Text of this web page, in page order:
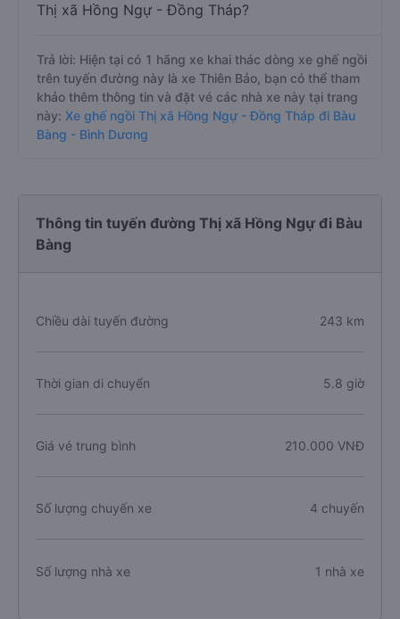
Thị xã Hồng Ngự - Đồng Tháp?
Trả lời: Hiện tại có 1 hãng xe khai thác dòng xe ghế ngồi
trên tuyến đường này là xe Thiên Bảo, bạn có thể tham
khảo thêm thông tin và đặt vé các nhà xe này tại trang
này: Xe ghế ngồi Thị xã Hồng Ngự - Đồng Tháp đi Bàu
Bàng - Bình Dương
Thông tin tuyến đường Thị xã Hồng Ngự đi Bàu
Bàng
Chiều dài tuyến đường 243 km
Thời gian di chuyển 5.8 giờ
Giá vé trung bình 210.000 VNĐ
Số lượng chuyến xe 4 chuyến
Số lượng nhà xe 1 nhà xe